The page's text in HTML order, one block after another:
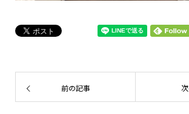
前の記事